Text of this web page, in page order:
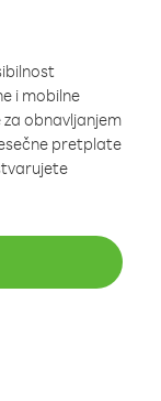
i mobilne
obnavljanjem
pretplate